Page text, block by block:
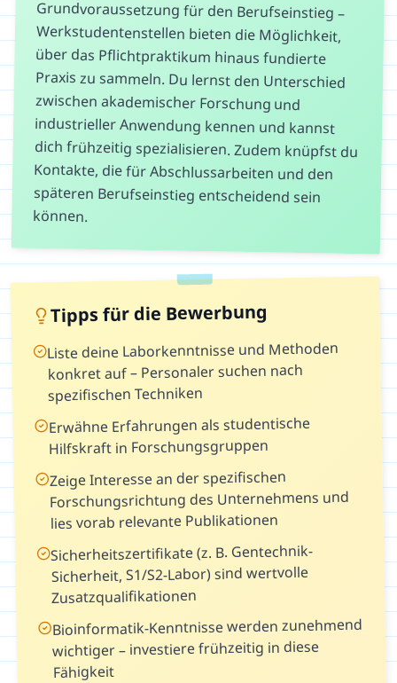
können.
Tipps für die Bewerbung
Liste deine Laborkenntnisse und Methoden
konkret auf – Personaler suchen nach
spezifischen Techniken
Erwähne Erfahrungen als studentische
Hilfskraft in Forschungsgruppen
Zeige Interesse an der spezifischen
Forschungsrichtung des Unternehmens und
lies vorab relevante Publikationen
Sicherheitszertifikate (z. B. Gentechnik-
Sicherheit, S1/S2-Labor) sind wertvolle
Zusatzqualifikationen
Bioinformatik-Kenntnisse werden zunehmend
wichtiger – investiere frühzeitig in diese
Fähigkeit